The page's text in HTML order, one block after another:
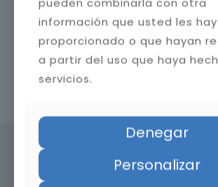
información que usted les
proporcionado o que hayan
a partir del uso que haya
servicios.
Denegar
Personalizar